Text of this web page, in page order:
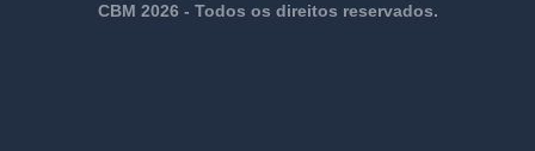
CBM 2026 - Todos os direitos reservados.